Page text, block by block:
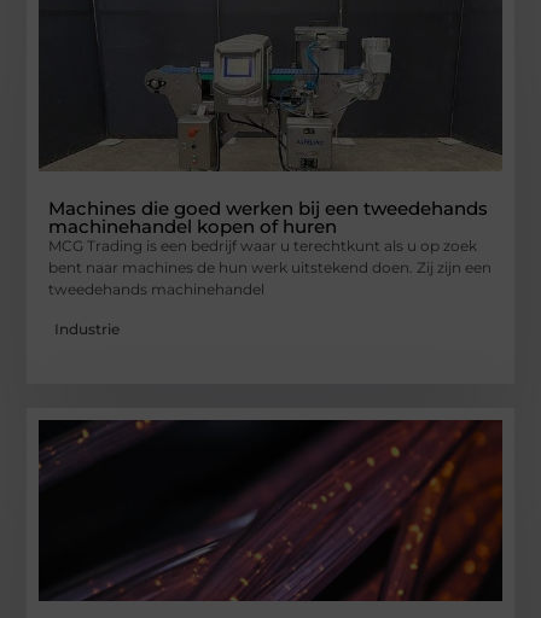
Machines die goed werken bij een tweedehands
machinehandel kopen of huren
MCG Trading is een bedrijf waar u terechtkunt als u op zoek
bent naar machines de hun werk uitstekend doen. Zij zijn een
tweedehands machinehandel
Industrie